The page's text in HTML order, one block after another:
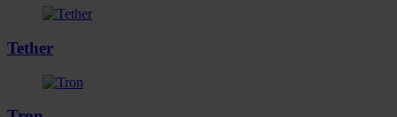
Tether